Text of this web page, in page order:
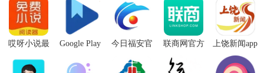
哎呀小说最
Google Play
版
今日福安官
联商网官方
上饶新闻app